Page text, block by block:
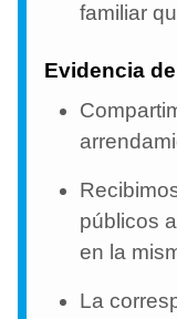
familiar
Evidencia
públicos
en la
La